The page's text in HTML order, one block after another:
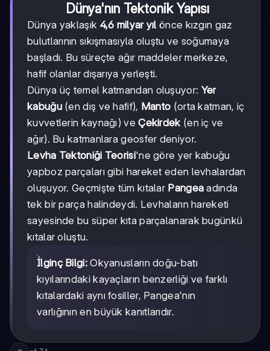
Dünya'nın Tektonik Yapısı
Dünya yaklaşık 4,6 milyar yıl önce kızgın gaz
bulutlarının sıkışmasıyla oluştu ve soğumaya
başladı. Bu süreçte ağır maddeler merkeze,
hafif olanlar dışarıya yerleşti.
Dünya üç temel katmandan oluşuyor: Yer
kabuğu(en dış ve hafif), Manto (orta katman, iç
kuvvetlerin kaynağı) veÇekirdek(en iç ve
ağır). Bu katmanlara geosfer deniyor.
Levha Tektoniği Teorisi'ne göre yer kabuğu
yapboz parçaları gibi hareket eden levhalardan
oluşuyor. Geçmişte tüm kıtalar Pangea adında
tek bir parça halindeydi. Levhaların hareketi
sayesinde bu süper kıta parçalanarak bugünkü
kıtalar oluştu.
İlginç Bilgi:Okyanusların doğu-batı
kıyılarındaki kayaçların benzerliği ve farklı
kıtalardaki aynı fosiller, Pangea'nın
varlığının en büyük kanıtlarıdır.